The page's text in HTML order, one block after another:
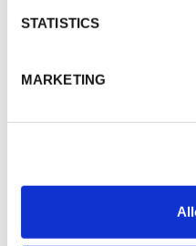
STATISTICS
MARKETING
ABY